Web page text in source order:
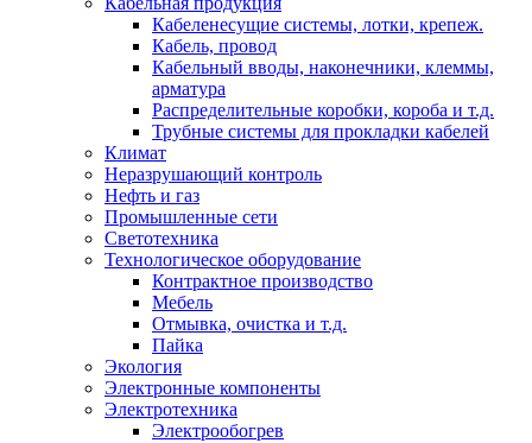
Кабеленесущие системы, лотки, крепеж.
Кабель, провод
Кабельный вводы, наконечники, клеммы,
арматура
Распределительные коробки, короба и т.д.
Трубные системы для прокладки кабелей
Климат
Неразрушающий контроль
Нефть и газ
Промышленные сети
Светотехника
Технологическое оборудование
Контрактное производство
Мебель
Отмывка, очистка и т.д.
Пайка
Экология
Электронные компоненты
Электротехника
Электрообогрев